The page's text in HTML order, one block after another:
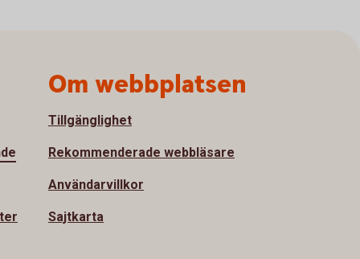
Om webbplatsen
Tillgänglighet
Rekommenderade webbläsare
Användarvillkor
Sajtkarta